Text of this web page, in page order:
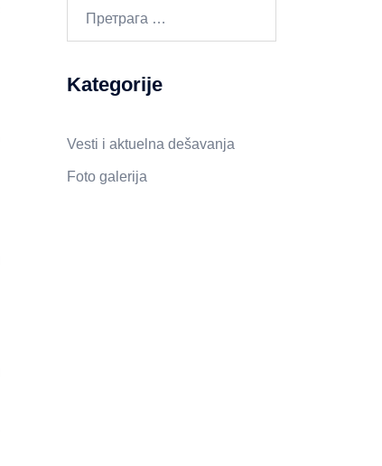
Kategorije
Vesti i aktuelna dešavanja
Foto galerija